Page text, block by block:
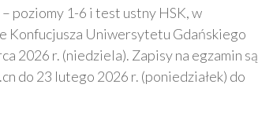
poziomy 1-6 i test ustny HSK, w
Konfucjusza Uniwersytetu Gdańskiego
2026 r. (niedziela). Zapisy na egzamin są
do 23 lutego 2026 r. (poniedziałek) do